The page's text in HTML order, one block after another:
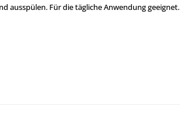
ausspülen. Für die tägliche Anwendung geeignet.